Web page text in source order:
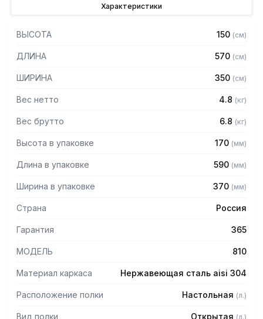
толщиной 0,8мм
— Кассета пластмассовая 4 отделения
— Полка поставляется в собранном виде
Характеристики
ВЫСОТА 150 (см)
ДЛИНА 570 (см)
ШИРИНА 350 (см)
Вес нетто 4.8 (кг)
Вес брутто 6.8 (кг)
Высота в упаковке 170 (мм)
Длина в упаковке 590 (мм)
Ширина в упаковке 370 (мм)
Страна Россия
Гарантия 365
МОДЕЛЬ 810
Материал каркаса Нержавеющая сталь aisi 304
Расположение полки Настольная (л.)
Вид полки Открытая (л.)